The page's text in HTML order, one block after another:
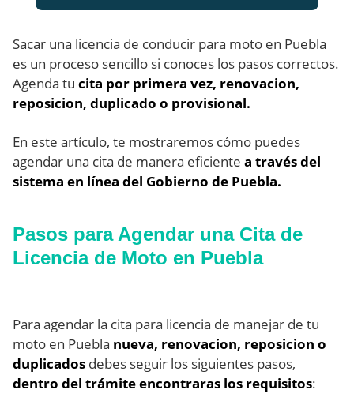
Sacar una licencia de conducir para moto en Puebla
es un proceso sencillo si conoces los pasos correctos.
Agenda tu cita por primera vez, renovacion,
reposicion, duplicado o provisional.
En este artículo, te mostraremos cómo puedes
agendar una cita de manera eficiente a través del
sistema en línea del Gobierno de Puebla.
Pasos para Agendar una Cita de
Licencia de Moto en Puebla
Para agendar la cita para licencia de manejar de tu
moto en Puebla nueva, renovacion, reposicion o
duplicados debes seguir los siguientes pasos,
dentro del trámite encontraras los requisitos: